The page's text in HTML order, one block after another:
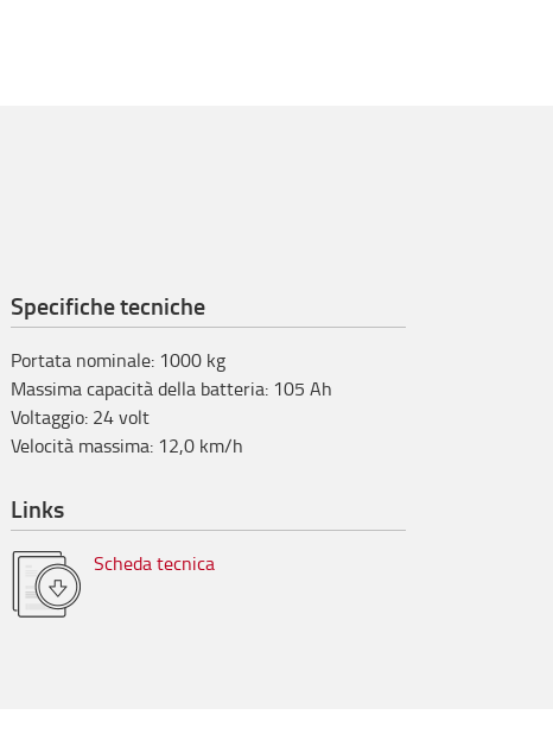
Specifiche tecniche
Portata nominale: 1000 kg
Massima capacità della batteria: 105 Ah
Voltaggio: 24volt
Velocità massima: 12,0 km/h
Links
Scheda tecnica